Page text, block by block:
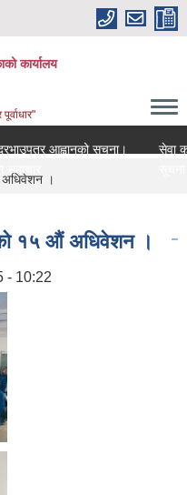
कार्यालय
आह्वानको सूचना।
सेवा
अधिवेशन ।
१५ औं अधिवेशन ।
- 10:22